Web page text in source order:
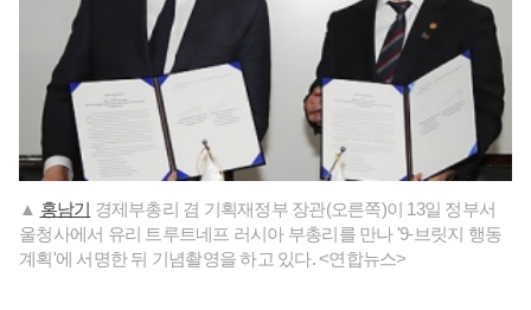
▲ 홍남기 경제부총리 겸 기획재정부 장관(오른쪽)이 13일 정부서
울청사에서 유리 트루트네프 러시아 부총리를 만나 '9-브릿지 행동
계획'에 서명한 뒤 기념촬영을 하고 있다. <연합뉴스>